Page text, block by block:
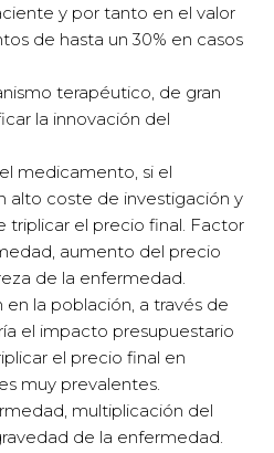
y por tanto en el valor
de hasta un 30% en casos
terapéutico, de gran
la innovación del
medicamento, si el
alto coste de investigación y
triplicar el precio final. Factor
aumento del precio
de la enfermedad.
en la población, a través de
el impacto presupuestario
el precio final en
muy prevalentes.
multiplicación del
de la enfermedad.